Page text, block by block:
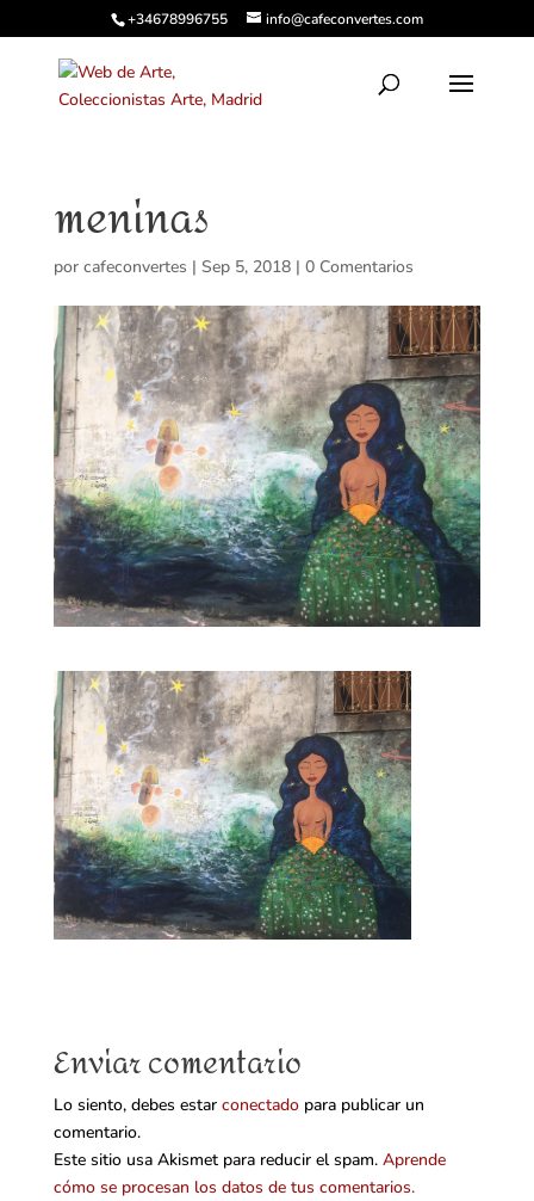
+34678996755 info@cafeconvertes.com
meninas
por cafeconvertes | Sep 5, 2018| 0 Comentarios
Enviar comentario
Lo siento, debes estar conectadopara publicar un
comentario.
Este sitio usa Akismet para reducir el spam. Aprende
cómo se procesan los datos de tus comentarios.